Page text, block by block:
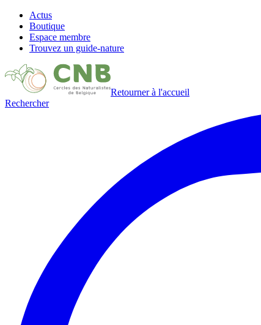
Actus
Boutique
Espace membre
Trouvez un guide-nature
Retourner à l'accueil
Rechercher